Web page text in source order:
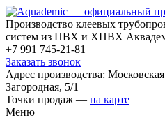
Производство клеевых
систем из ПВХ и ХПВХ
+7 991 745-21-81
Заказать звонок
Адрес производства:
Загородная, 5/1
Точки продаж — на карте
Меню